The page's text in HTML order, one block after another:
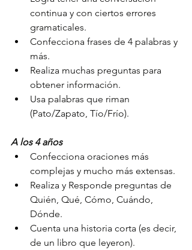
continua y con ciertos errores
gramaticales.
Confecciona frases de 4 palabras y
más.
Realiza muchas preguntas para
obtener información.
Usa palabras que riman
(Pato/Zapato, Tío/Frío).
A los 4 años
Confecciona oraciones más
complejas y mucho más extensas.
Realiza y Responde preguntas de
Quién, Qué, Cómo, Cuándo,
Dónde.
Cuenta una historia corta (es decir,
de un libro que leyeron).